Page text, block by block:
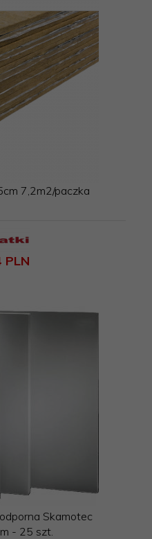
7,2m2/paczka
PLN
Skamotec
- 25 szt.